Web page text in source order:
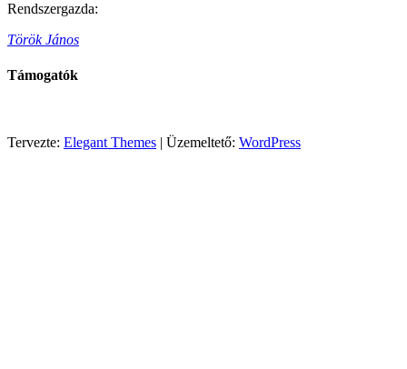
Rendszergazda:
Török János
Támogatók
Tervezte: Elegant Themes | Üzemeltető: WordPress